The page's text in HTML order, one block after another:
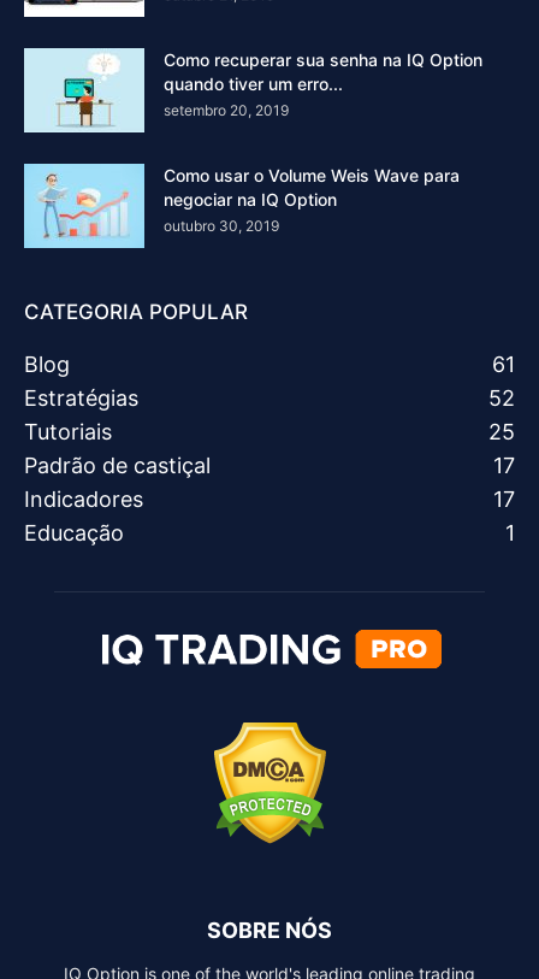
Como recuperar sua senha na IQ Option
quando tiver um erro...
setembro 20, 2019
Como usar o Volume Weis Wave para
negociar na IQ Option
outubro 30, 2019
CATEGORIA POPULAR
Blog
61
Estratégias
52
Tutoriais
25
Padrão de castiçal
17
Indicadores
17
Educação
1
SOBRE NÓS
IQ Option is one of the world's leading online trading